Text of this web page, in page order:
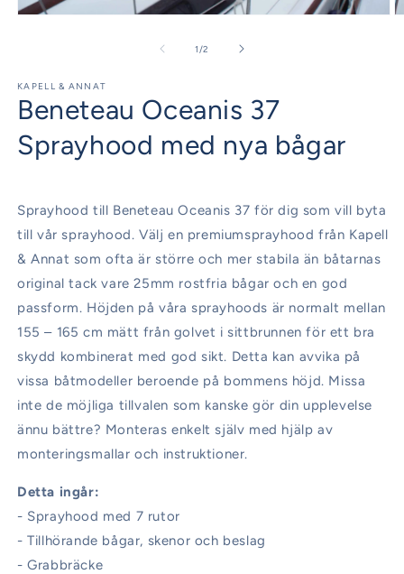
1/av
2
KAPELL & ANNAT
Beneteau Oceanis 37
Sprayhood med nya bågar
Sprayhood till Beneteau Oceanis 37 för dig som vill byta
till vår sprayhood. Välj en premiumsprayhood från Kapell
& Annat som ofta är större och mer stabila än båtarnas
original tack vare 25mm rostfria bågar och en god
passform. Höjden på våra sprayhoods är normalt mellan
155 – 165 cm mätt från golvet i sittbrunnen för ett bra
skydd kombinerat med god sikt. Detta kan avvika på
vissa båtmodeller beroende på bommens höjd. Missa
inte de möjliga tillvalen som kanske gör din upplevelse
ännu bättre? Monteras enkelt själv med hjälp av
monteringsmallar och instruktioner.
Detta ingår:
- Sprayhood med 7 rutor
- Tillhörande bågar, skenor och beslag
- Grabbräcke